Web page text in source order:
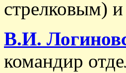
стрелковым)
В.И.
командир